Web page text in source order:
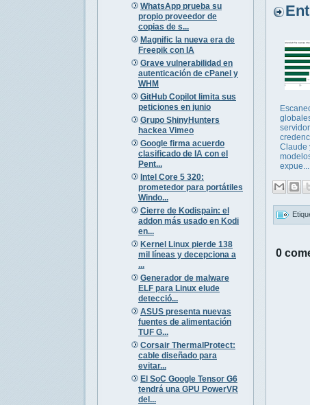
WhatsApp prueba su
propio proveedor de
copias de s...
Magnific la nueva era de
Freepik con IA
Grave vulnerabilidad en
autenticación de cPanel y
WHM
GitHub Copilot limita sus
peticiones en junio
Grupo ShinyHunters
hackea Vimeo
Google firma acuerdo
clasificado de IA con el
Pent...
Intel Core 5 320:
prometedor para portátiles
Windo...
Cierre de Kodispain: el
addon más usado en Kodi
en...
Kernel Linux pierde 138
mil líneas y decepciona a
...
Generador de malware
ELF para Linux elude
detecció...
ASUS presenta nuevas
fuentes de alimentación
TUF G...
Corsair ThermalProtect:
cable diseñado para
evitar...
El SoC Google Tensor G6
tendrá una GPU PowerVR
del...
Claude
expue...
0